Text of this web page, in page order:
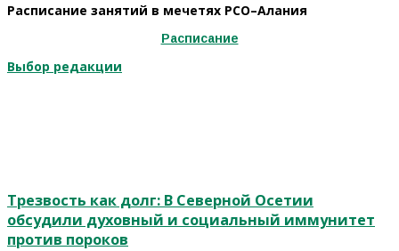
Расписание занятий в мечетях РСО–Алания
Расписание
Выбор редакции
Трезвость как долг: В Северной Осетии
обсудили духовный и социальный иммунитет
против пороков